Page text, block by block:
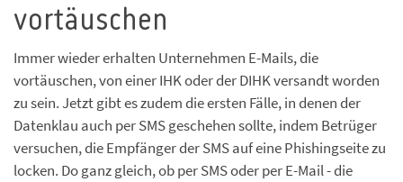
vortäuschen
Immer wieder erhalten Unternehmen E-Mails, die
vortäuschen, von einer IHK oder der DIHK versandt worden
zu sein. Jetzt gibt es zudem die ersten Fälle, in denen der
Datenklau auch per SMS geschehen sollte, indem Betrüger
versuchen, die Empfänger der SMS auf eine Phishingseite zu
locken. Do ganz gleich, ob per SMS oder per E-Mail - die